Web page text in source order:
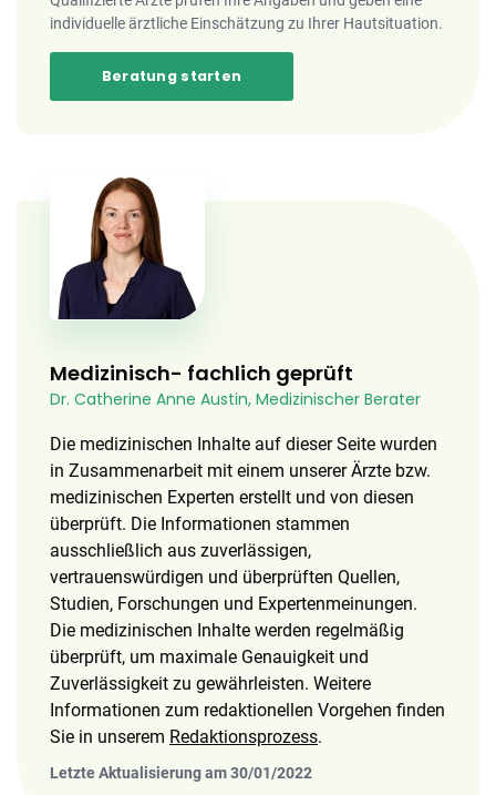
individuelle ärztliche Einschätzung zu Ihrer Hautsituation.
Beratung starten
Medizinisch- fachlich geprüft
Dr. Catherine Anne Austin, Medizinischer Berater
Die medizinischen Inhalte auf dieser Seite wurden
in Zusammenarbeit mit einem unserer Ärzte bzw.
medizinischen Experten erstellt und von diesen
überprüft. Die Informationen stammen
ausschließlich aus zuverlässigen,
vertrauenswürdigen und überprüften Quellen,
Studien, Forschungen und Expertenmeinungen.
Die medizinischen Inhalte werden regelmäßig
überprüft, um maximale Genauigkeit und
Zuverlässigkeit zu gewährleisten. Weitere
Informationen zum redaktionellen Vorgehen finden
Sie in unserem Redaktionsprozess.
Letzte Aktualisierung am 30/01/2022